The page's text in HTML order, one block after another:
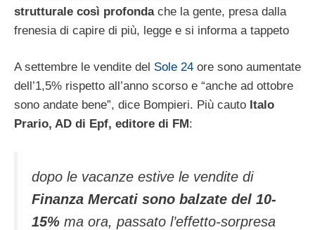
strutturale così profondache la gente, presa dalla
frenesia di capire di più, legge e si informa a tappeto
A settembre le vendite del Sole 24 ore sono aumentate
dell’1,5% rispetto all’anno scorso e “anche ad ottobre
sono andate bene”, dice Bompieri. Più cauto Italo
Prario, AD di Epf, editore di FM:
dopo le vacanze estive le vendite di
Finanza Mercati sono balzate del 10-
15% ma ora, passato l’effetto-sorpresa